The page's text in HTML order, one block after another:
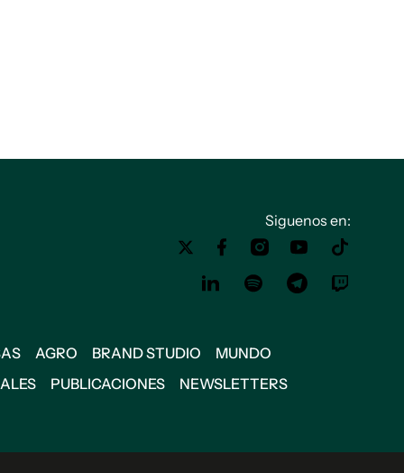
Siguenos en:
AGRO BRAND STUDIO
MUNDO
PUBLICACIONES NEWSLETTERS